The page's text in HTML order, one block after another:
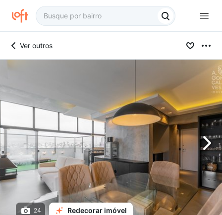
Ver outros
24 Redecorar imóvel